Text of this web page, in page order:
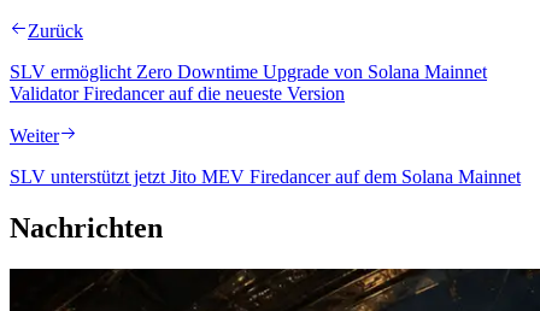
Zurück
SLV ermöglicht Zero Downtime Upgrade von Solana Mainnet
Validator Firedancer auf die neueste Version
Weiter
SLV unterstützt jetzt Jito MEV Firedancer auf dem Solana Mainnet
Nachrichten